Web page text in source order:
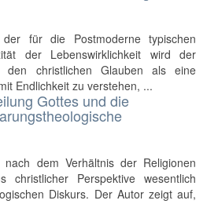
für die Postmoderne typischen
der Lebenswirklichkeit wird der
den christlichen Glauben als eine
Endlichkeit zu verstehen, ...
Gottes und die
dem Verhältnis der Religionen
christlicher Perspektive wesentlich
Diskurs. Der Autor zeigt auf,